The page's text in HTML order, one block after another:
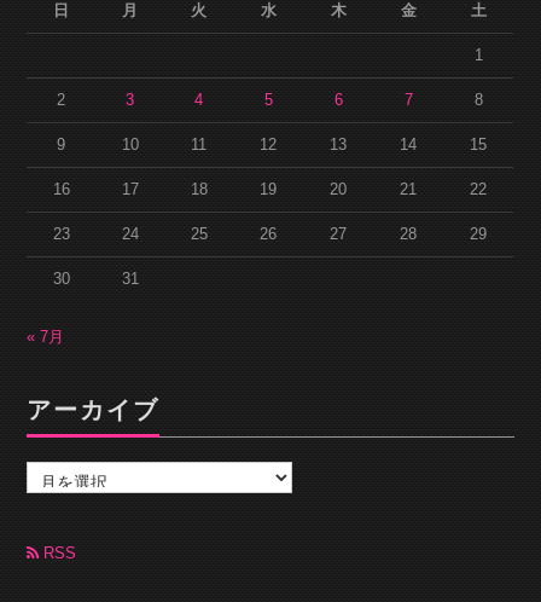
日
月 火 水 木 金 土
1
2 3 4 5 6 7 8
9 10 11 12 13 14 15
16 17 18 19 20 21 22
23 24 25 26 27 28 29
30 31
« 7月
アーカイブ
カ
ブ RSS